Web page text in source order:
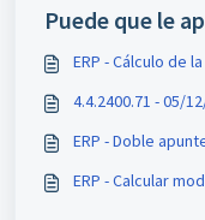
Puede que le
ERP - Cálculo de
4.4.2400.71 - 05/
ERP - Doble
ERP - Calcular